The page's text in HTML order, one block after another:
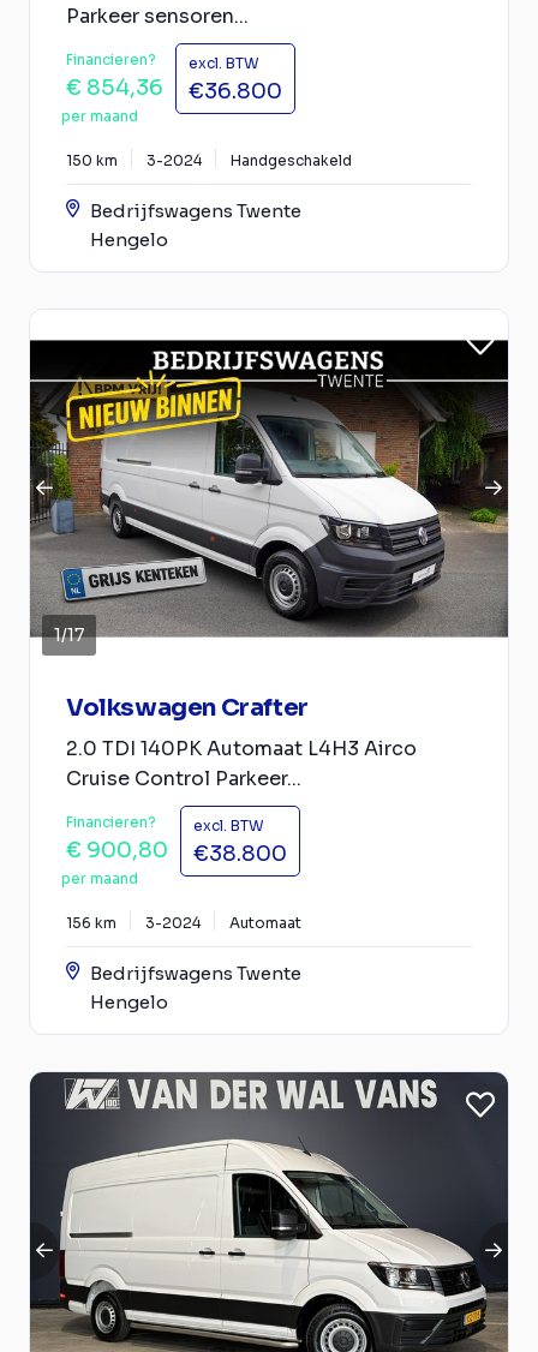
Parkeer sensoren...
Financieren?
€ 854,36
per maand
excl. BTW
€36.800
150 km 3-2024 Handgeschakeld
Bedrijfswagens Twente
Hengelo
1/17
Volkswagen Crafter
2.0 TDI 140PK Automaat L4H3 Airco
Cruise Control Parkeer...
Financieren?
€ 900,80
per maand
excl. BTW
€38.800
156 km 3-2024 Automaat
Bedrijfswagens Twente
Hengelo